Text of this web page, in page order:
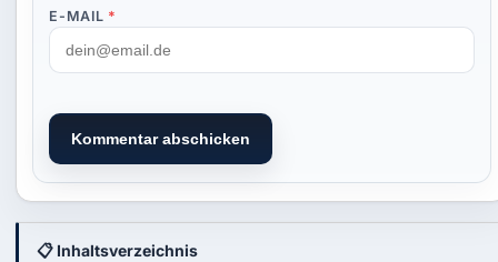
E-MAIL *
Kommentar abschicken
📋 Inhaltsverzeichnis